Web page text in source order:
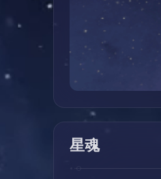
星魂